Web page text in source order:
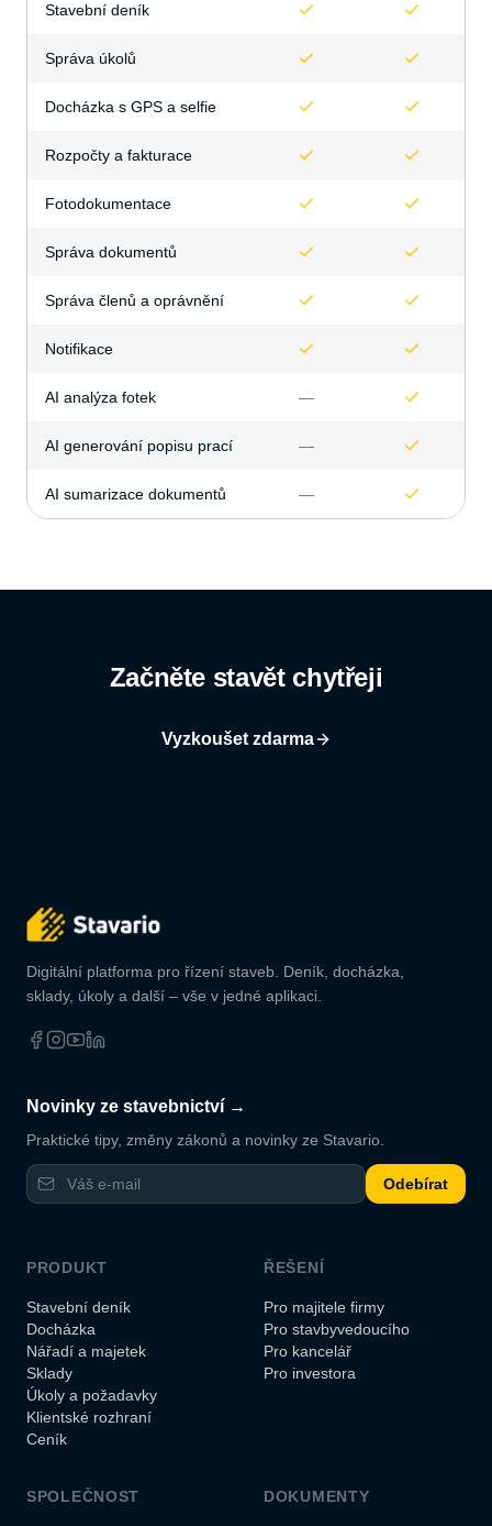
Stavební deník
Správa úkolů
Docházka s GPS a selfie
Rozpočty a fakturace
Fotodokumentace
Správa dokumentů
Správa členů a oprávnění
Notifikace
AI analýza fotek —
AI generování popisu prací —
AI sumarizace dokumentů —
Začněte stavět chytřeji
Vyzkoušet zdarma
Digitální platforma pro řízení staveb. Deník, docházka,
sklady, úkoly a další – vše v jedné aplikaci.
Novinky ze stavebnictví →
Praktické tipy, změny zákonů a novinky ze Stavario.
Odebírat
PRODUKT
Stavební deník
Docházka
Nářadí a majetek
Sklady
Úkoly a požadavky
Klientské rozhraní
Ceník
ŘEŠENÍ
Pro majitele firmy
Pro stavbyvedoucího
Pro kancelář
Pro investora
SPOLEČNOST DOKUMENTY